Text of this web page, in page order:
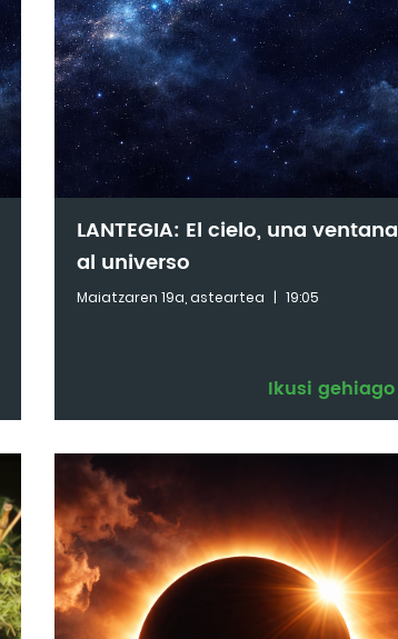
LANTEGIA: El cielo, una ventana
al universo
Maiatzaren 19a, asteartea | 19:05
Ikusi gehiago